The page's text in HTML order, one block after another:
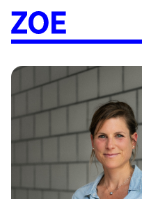
Accueil
À paraître
Catalogue
Auteur·ices
Agenda
Les éditions
Diffusion